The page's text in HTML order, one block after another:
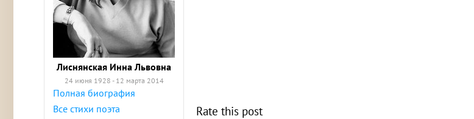
Лиснянская Инна Львовна
24 июня 1928 - 12 марта 2014
Полная биография
Все стихи поэта
Rate this post